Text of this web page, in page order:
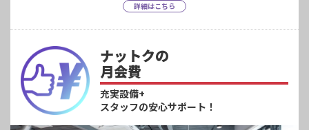
詳細はこちら
ナットクの
月会費
充実設備+
スタッフの安心サポート！